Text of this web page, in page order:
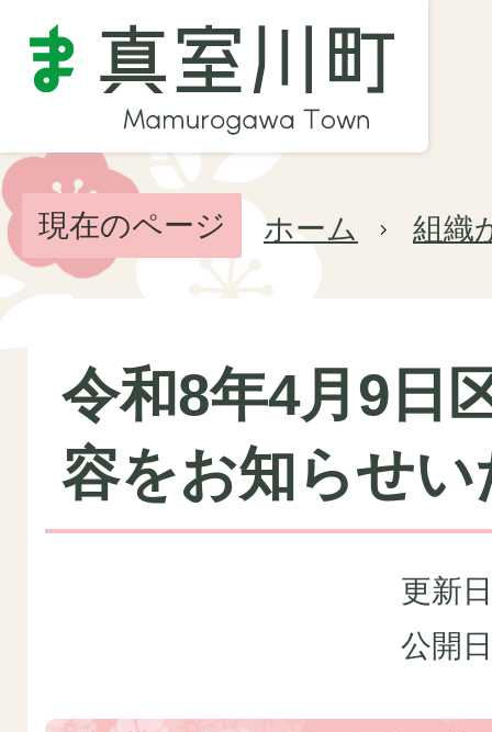
現在のページ ホーム 組織
令和8年4月9日
容をお知らせ
更新
公開